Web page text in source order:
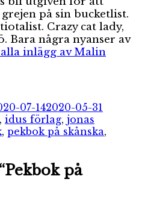
på sin bucketlist.
Crazy cat lady,
Bara några nyanser av
inlägg av Malin
07-142020-05-31
, idus förlag, jonas
, pekbok på skånska,
på